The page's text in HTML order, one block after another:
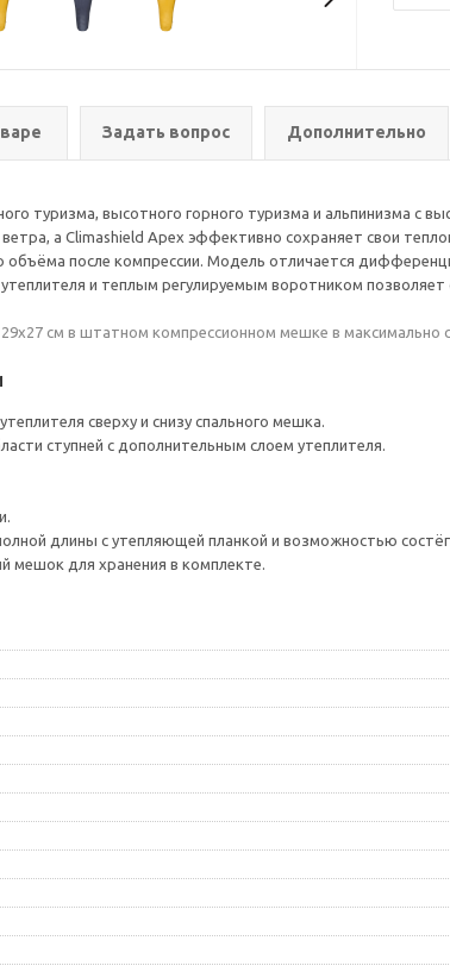
Задать вопрос Дополнительно
туризма, высотного горного туризма и альпинизма с
а Climashield Apex эффективно сохраняет свои
после компрессии. Модель отличается
и теплым регулируемым воротником
см в штатном компрессионном мешке в максимально
сверху и снизу спального мешка.
ступней с дополнительным слоем утеплителя.
длины с утепляющей планкой и возможностью
мешок для хранения в комплекте.